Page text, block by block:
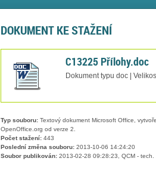
DOKUMENT KE STAŽENÍ
C13225 Přílohy.doc
Dokument typu doc |
Typ souboru:Textový dokument Microsoft Office,
OpenOffice.org od verze 2.
Počet stažení:443
Poslední změna souboru:2013-10-06 14:24:20
Soubor publikován:2013-02-28 09:28:23, QCM - tech.